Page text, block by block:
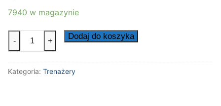
7940 w magazynie
przenoszenia
- + Dodaj do koszyka
Kategoria: Trenażery